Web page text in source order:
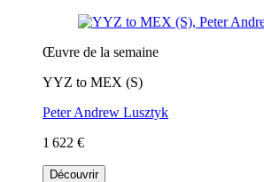
Œuvre de la semaine
YYZ to MEX (S)
Peter Andrew Lusztyk
1 622 €
Découvrir